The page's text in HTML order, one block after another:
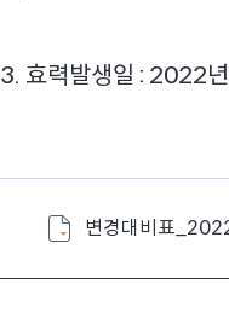
3. 효력발생일 : 2022
변경대비표